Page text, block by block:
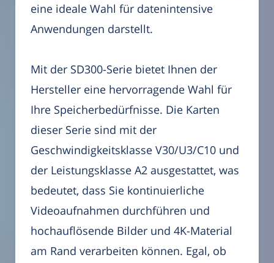
eine ideale Wahl für datenintensive
Anwendungen darstellt.
Mit der SD300-Serie bietet Ihnen der
Hersteller eine hervorragende Wahl für
Ihre Speicherbedürfnisse. Die Karten
dieser Serie sind mit der
Geschwindigkeitsklasse V30/U3/C10 und
der Leistungsklasse A2 ausgestattet, was
bedeutet, dass Sie kontinuierliche
Videoaufnahmen durchführen und
hochauflösende Bilder und 4K-Material
am Rand verarbeiten können. Egal, ob